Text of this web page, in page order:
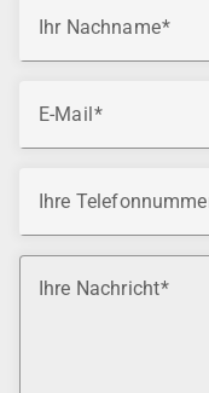
Ihr Nachname
E-Mail
Ihre
Ihre Nachricht